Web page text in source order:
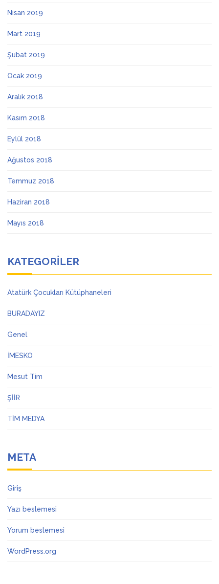
Nisan 2019
Mart 2019
Şubat 2019
Ocak 2019
Aralık 2018
Kasım 2018
Eylül 2018
Ağustos 2018
Temmuz 2018
Haziran 2018
Mayıs 2018
KATEGORILER
Atatürk Çocukları Kütüphaneleri
BURADAYIZ
Genel
İMESKO
Mesut Tim
ŞİİR
TİM MEDYA
META
Giriş
Yazı beslemesi
Yorum beslemesi
WordPress.org